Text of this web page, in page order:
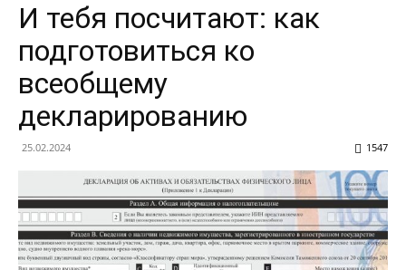
И тебя посчитают: как
подготовиться ко
всеобщему
декларированию
25.02.2024 1547